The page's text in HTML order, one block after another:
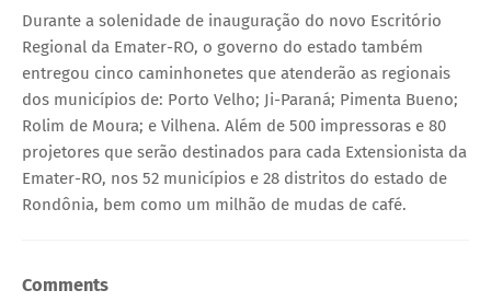
Durante a solenidade de inauguração do novo Escritório
Regional da Emater-RO, o governo do estado também
entregou cinco caminhonetes que atenderão as regionais
dos municípios de: Porto Velho; Ji-Paraná; Pimenta Bueno;
Rolim de Moura; e Vilhena. Além de 500 impressoras e 80
projetores que serão destinados para cada Extensionista da
Emater-RO, nos 52 municípios e 28 distritos do estado de
Rondônia, bem como um milhão de mudas de café.
Comments